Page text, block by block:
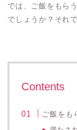
では、ご飯をもら
でしょうか？それ
Contents
ご飯をも